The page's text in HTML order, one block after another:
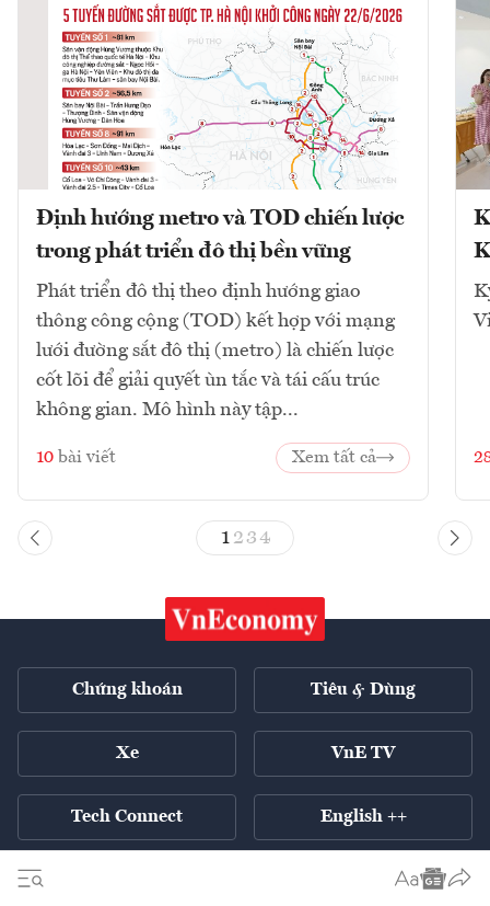
Định hướng metro và TOD chiến lược
trong phát triển đô thị bền vững
Phát triển đô thị theo định hướng giao
thông công cộng (TOD) kết hợp với mạng
lưới đường sắt đô thị (metro) là chiến lược
cốt lõi để giải quyết ùn tắc và tái cấu trúc
không gian. Mô hình này tập...
10 bài viết Xem tất cả
1 23 4
Chứng khoán Tiêu & Dùng
Xe VnE TV
Tech Connect English ++